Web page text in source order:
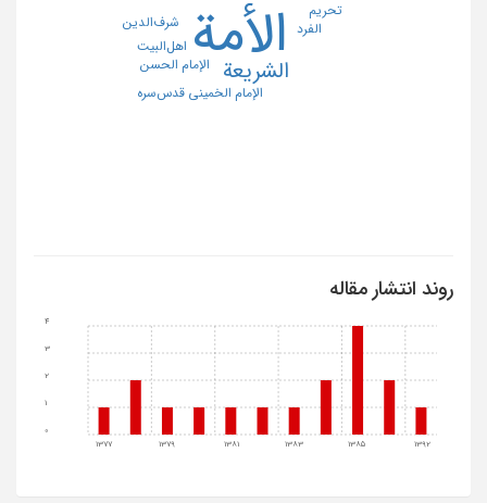
الأمة
الشریعة
الإمام الحسن
الإمام الخمینی قدس‌سره
الفرد
اهل‌البیت
تحریم
شرف‌الدین
روند انتشار مقاله
1377 1379 1381 1383 1385 1392
0
1
2
3
4